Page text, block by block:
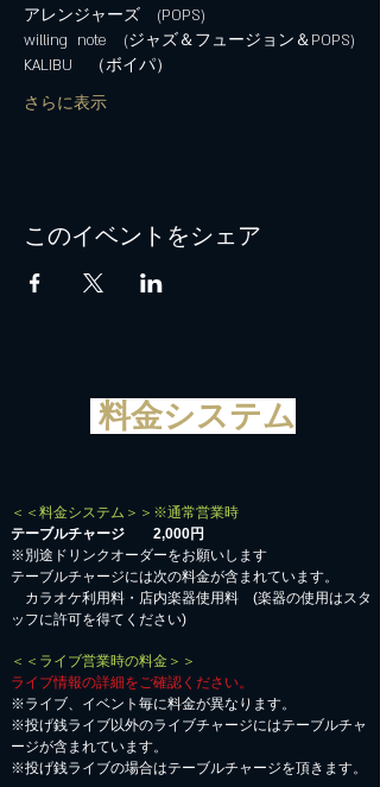
アレンジャーズ　(POPS)
willing  note　(ジャズ＆フュージョン＆POPS)
KALIBU　（ボイパ）
さらに表示
このイベントをシェア
料金システム
＜＜料金システム＞＞※通常営業時
テーブルチャージ 2,000円
※別途ドリンクオーダーをお願いします
テーブルチャージには次の料金が含まれています。
カラオケ利用料・店内楽器使用料 (楽器の使用はスタ
ッフに許可を得てください)
＜＜ライブ営業時の料金＞＞
ライブ情報の詳細をご確認ください。
※ライブ、イベント毎に料金が異なります。
※投げ銭ライブ以外のライブチャージにはテーブルチャ
ージが含まれています。
※投げ銭ライブの場合はテーブルチャージを頂きます。